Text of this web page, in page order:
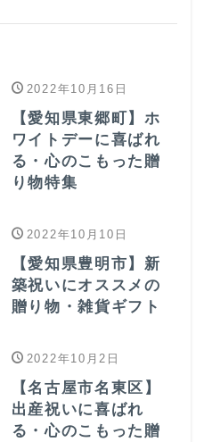
2022年10月16日
【愛知県東郷町】ホ
ワイトデーに喜ばれ
る・心のこもった贈
り物特集
2022年10月10日
【愛知県豊明市】新
築祝いにオススメの
贈り物・雑貨ギフト
2022年10月2日
【名古屋市名東区】
出産祝いに喜ばれ
る・心のこもった贈